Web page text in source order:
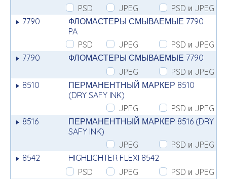
PSD
JPEG
PSD и JPEG
7790
ФЛОМАСТЕРЫ СМЫВАЕМЫЕ 7790
PA
PSD
JPEG
PSD и JPEG
7790
ФЛОМАСТЕРЫ СМЫВАЕМЫЕ 7790
JPEG
PSD и JPEG
8510
ПЕРМАНЕНТНЫЙ МАРКЕР 8510
(DRY SAFY INK)
JPEG
PSD и JPEG
8516
ПЕРМАНЕНТНЫЙ МАРКЕР 8516 (DRY
SAFY INK)
JPEG
PSD и JPEG
8542
HIGHLIGHTER FLEXI 8542
PSD
JPEG
PSD и JPEG